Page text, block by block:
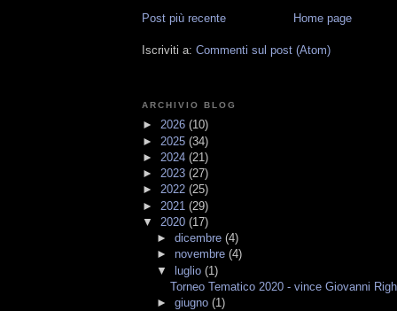
Post più recente
Home page
Iscriviti a: Commenti sul post (Atom)
ARCHIVIO BLOG
► 2026 (10)
► 2025 (34)
► 2024 (21)
► 2023 (27)
► 2022 (25)
► 2021 (29)
▼ 2020 (17)
► dicembre (4)
► novembre (4)
▼ luglio (1)
Torneo Tematico 2020 - vince Giovanni
► giugno (1)